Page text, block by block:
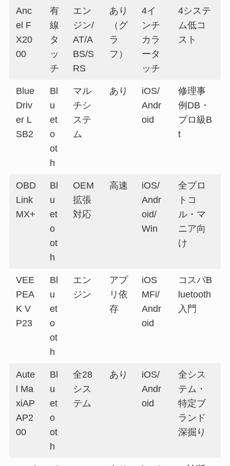
Anc
el F
X20
00
有
線
タ
ッ
チ
エン
ジン/
AT/A
BS/S
RS
あり
（グ
ラ
フ）
4イ
ンチ
カラ
ータ
ッチ
4システ
ム低コ
スト
Blue
Driv
er L
SB2
Bl
u
et
o
ot
h
マル
チシ
ステ
ム
あり
iOS/
Andr
oid
修理事
例DB・
プロ級B
t
OBD
Link
MX+
Bl
u
et
o
ot
h
OEM
拡張
対応
高速
iOS/
Andr
oid/
Win
全プロ
トコ
ル・マ
ニア向
け
VEE
PEA
K V
P23
Bl
u
et
o
ot
h
エン
ジン
アプ
リ依
存
iOS
MFi/
Andr
oid
コスパB
luetooth
入門
Aute
l Ma
xiAP
AP2
00
Bl
u
et
o
ot
h
全28
シス
テム
あり
iOS/
Andr
oid
全シス
テム・
特定ブ
ランド
深掘り